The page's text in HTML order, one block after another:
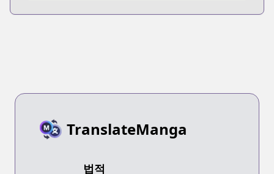
TranslateManga
법적